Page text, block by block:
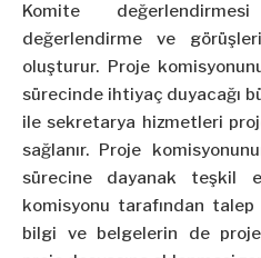
Komite
değerlendirme ve
oluşturur. Proje
sürecinde ihtiyaç duyacağı
ile sekretarya hizmetleri
sağlanır. Proje
sürecine dayanak teşkil
komisyonu tarafından
bilgi ve belgelerin de proje